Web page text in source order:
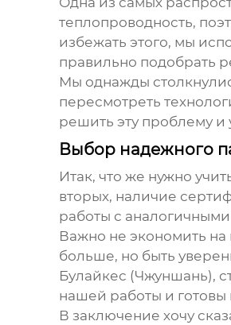
теплопроводность,
избежать этого, мы
правильно подобрать
Мы однажды
пересмотреть
решить эту проблему и
Выбор надежного
Итак, что же нужно
вторых, наличие
работы с
Важно не экономить
больше, но быть
Булайкес (Чжуншань),
нашей работы и готовы
В заключение хочу